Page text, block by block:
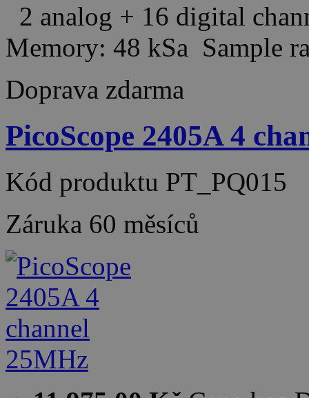
2 analog + 16 digital
Memory: 48 kSa Sample
Doprava zdarma
PicoScope 2405A 4
Kód produktu PT_PQ015
Záruka 60 měsíců